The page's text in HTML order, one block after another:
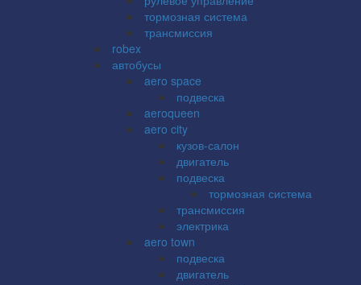
тормозная система
трансмиссия
robex
автобусы
aero space
подвеска
aeroqueen
aero city
кузов-салон
двигатель
подвеска
тормозная система
трансмиссия
электрика
aero town
подвеска
двигатель